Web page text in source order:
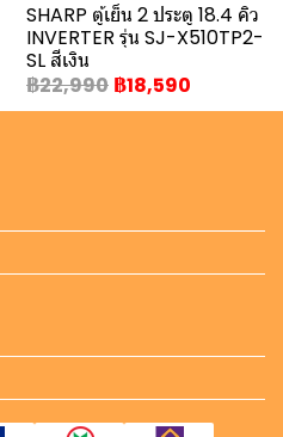
SHARP ตู้เย็น 2 ประตู 18.4 คิว
INVERTER รุ่น SJ-X510TP2-
SL สีเงิน
฿22,990 ฿18,590